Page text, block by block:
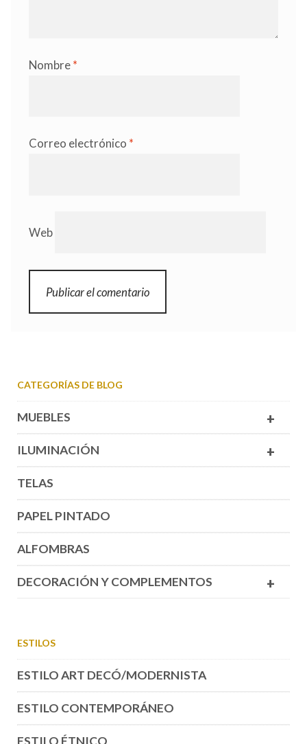
Nombre*
Correo electrónico *
Web
CATEGORÍAS DE BLOG
+
MUEBLES
+
ILUMINACIÓN
TELAS
PAPEL PINTADO
ALFOMBRAS
+
DECORACIÓN Y COMPLEMENTOS
ESTILOS
ESTILO ART DECÓ/MODERNISTA
ESTILO CONTEMPORÁNEO
ESTILO ÉTNICO